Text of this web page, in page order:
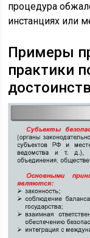
процедура
инстанциях или
Примеры
практики